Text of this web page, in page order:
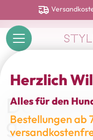
g
Herzlich
Alles für den
Bestellungen ab